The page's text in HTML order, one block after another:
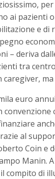
per
ai pazienti
e
– deriva
tra
caregiver,
euro
al
Coin e
Manin.
compito di